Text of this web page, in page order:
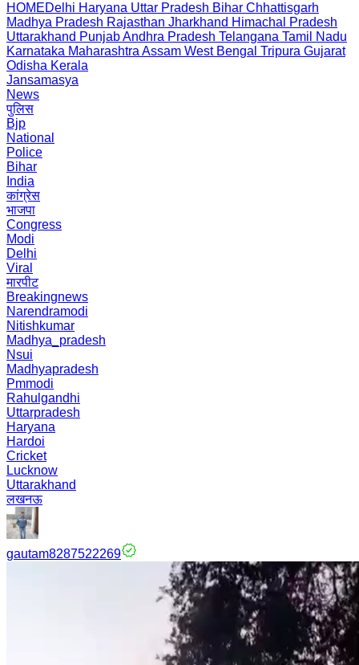
HOMEDelhi Haryana Uttar Pradesh Bihar Chhattisgarh
Madhya Pradesh Rajasthan Jharkhand Himachal Pradesh
Uttarakhand PunjabAndhra Pradesh Telangana Tamil Nadu
Karnataka Maharashtra Assam West Bengal Tripura Gujarat
Odisha Kerala
Jansamasya
News
पुलिस
Bjp
National
Police
Bihar
India
कांग्रेस
भाजपा
Congress
Modi
Delhi
Viral
मारपीट
Breakingnews
Narendramodi
Nitishkumar
Madhya_pradesh
Nsui
Madhyapradesh
Pmmodi
Rahulgandhi
Uttarpradesh
Haryana
Hardoi
Cricket
Lucknow
Uttarakhand
लखनऊ
gautam8287522269